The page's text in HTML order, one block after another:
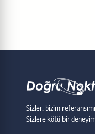
Sizler, bizim
Sizlere kötü bir